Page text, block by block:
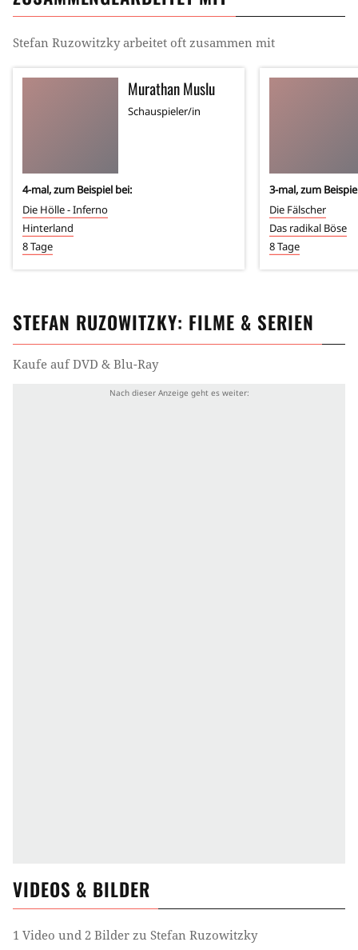
Stefan Ruzowitzkyarbeitet oft zusammen mit
Murathan Muslu
Schauspieler/in
4-mal, zum Beispiel bei:
Die Hölle - Inferno
Hinterland
8 Tage
3-mal, zum
Die Fälscher
Das radikal Böse
8 Tage
STEFAN RUZOWITZKY: FILME & SERIEN
Kaufe auf DVD & Blu-Ray
VIDEOS & BILDER
1 Video und 2 Bilder zu Stefan Ruzowitzky